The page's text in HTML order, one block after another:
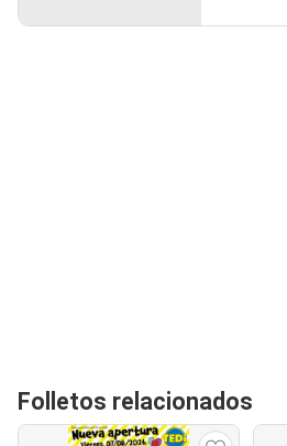
Folletos relacionados